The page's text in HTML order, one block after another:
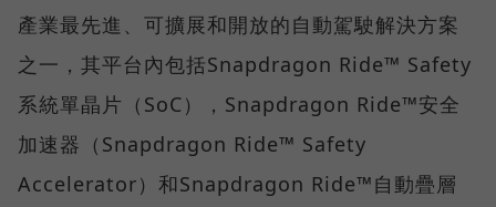
產業最先進、可擴展和開放的自動駕駛解決方案
之一，其平台內包括Snapdragon Ride™ Safety
系統單晶片（SoC），Snapdragon Ride™安全
加速器（Snapdragon Ride™ Safety
Accelerator）和Snapdragon Ride™自動疊層